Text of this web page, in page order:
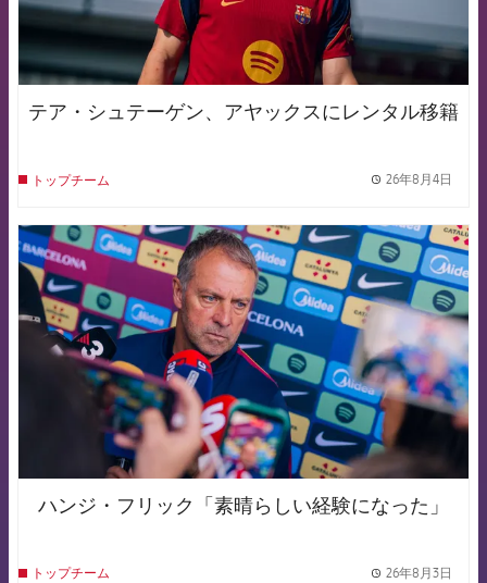
テア・シュテーゲン、アヤックスにレンタル移籍
トップチーム 26年8月4日
FCB Barcelona badge
ハンジ・フリック「素晴らしい経験になった」
トップチーム 26年8月3日